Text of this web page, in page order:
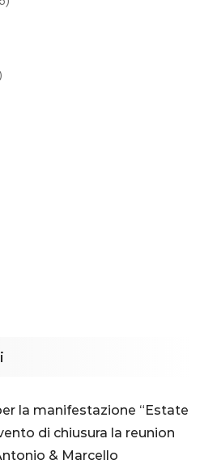
la manifestazione “Estate
di chiusura la reunion
& Marcello